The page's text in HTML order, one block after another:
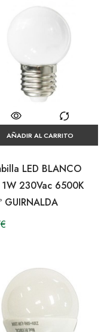
AÑADIR AL CARRITO
LED BLANCO
1W 230Vac 6500K
GUIRNALDA
€